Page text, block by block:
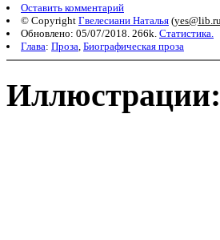
Оставить комментарий
© Copyright Гвелесиани Наталья (yes@lib.ru
Обновлено: 05/07/2018. 266k. Статистика.
Глава: Проза Биографическая проза
Иллюстрации: